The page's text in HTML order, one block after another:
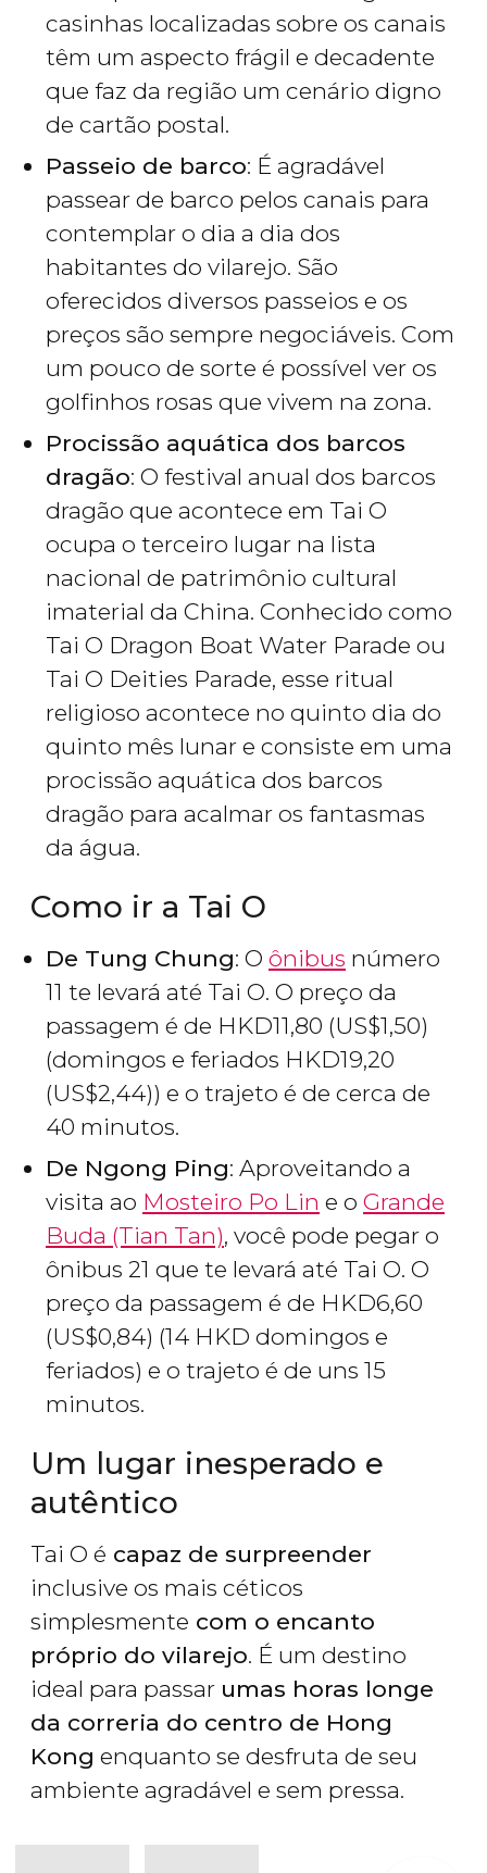
casinhas localizadas sobre os canais
têm um aspecto frágil e decadente
que faz da região um cenário digno
de cartão postal.
Passeio de barco: É agradável
passear de barco pelos canais para
contemplar o dia a dia dos
habitantes do vilarejo. São
oferecidos diversos passeios e os
preços são sempre negociáveis. Com
um pouco de sorte é possível ver os
golfinhos rosas que vivem na zona.
Procissão aquática dos barcos
dragão: O festival anual dos barcos
dragão que acontece em Tai O
ocupa o terceiro lugar na lista
nacional de patrimônio cultural
imaterial da China. Conhecido como
Tai O Dragon Boat Water Parade ou
Tai O Deities Parade, esse ritual
religioso acontece no quinto dia do
quinto mês lunar e consiste em uma
procissão aquática dos barcos
dragão para acalmar os fantasmas
da água.
Como ir a Tai O
De Tung Chung: O ônibus número
11 te levará até Tai O. O preço da
passagem é de HKD11,80 (US$1,50)
(domingos e feriados HKD19,20
(US$2,44)) e o trajeto é de cerca de
40 minutos.
De Ngong Ping: Aproveitando a
visita ao Mosteiro Po Lin e o Grande
Buda (Tian Tan), você pode pegar o
ônibus 21 que te levará até Tai O. O
preço da passagem é de HKD6,60
(US$0,84) (14 HKD domingos e
feriados) e o trajeto é de uns 15
minutos.
Um lugar inesperado e
autêntico
Tai O é capaz de surpreender
inclusive os mais céticos
simplesmente com o encanto
próprio do vilarejo. É um destino
ideal para passar umas horas longe
da correria do centro de Hong
Kong enquanto se desfruta de seu
ambiente agradável e sem pressa.